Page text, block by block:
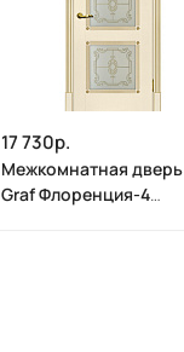
17 730р.
Межкомнатная дверь
Graf Флоренция-4